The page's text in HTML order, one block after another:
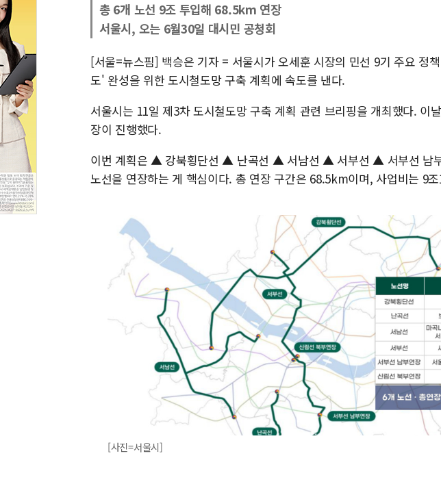
총 6개 노선 9조 투입해 68.5km 연장
서울시, 오는 6월30일 대시민 공청회
[서울=뉴스핌] 백승은 기자 = 서울시가 오세훈 시장의 민선 9기 주요 정
도' 완성을 위한 도시철도망 구축 계획에 속도를 낸다.
서울시는 11일 제3차 도시철도망 구축 계획 관련 브리핑을 개최했다. 이
장이 진행했다.
이번 계획은 ▲ 강북횡단선 ▲ 난곡선 ▲ 서남선 ▲ 서부선 ▲ 서부선 남
노선을 연장하는 게 핵심이다. 총 연장 구간은 68.5km이며, 사업비는 9
[사진=서울시]